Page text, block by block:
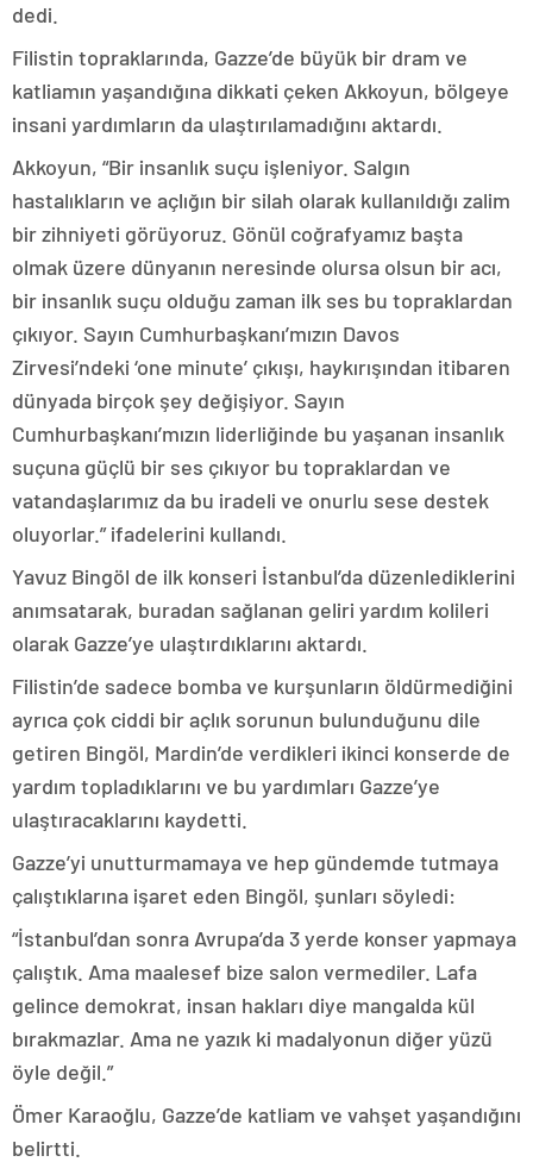
dedi.
Filistin topraklarında, Gazze’de büyük bir dram ve
katliamın yaşandığına dikkati çeken Akkoyun, bölgeye
insani yardımların da ulaştırılamadığını aktardı.
Akkoyun, “Bir insanlık suçu işleniyor. Salgın
hastalıkların ve açlığın bir silah olarak kullanıldığı zalim
bir zihniyeti görüyoruz. Gönül coğrafyamız başta
olmak üzere dünyanın neresinde olursa olsun bir acı,
bir insanlık suçu olduğu zaman ilk ses bu topraklardan
çıkıyor. Sayın Cumhurbaşkanı’mızın Davos
Zirvesi’ndeki ‘one minute’ çıkışı, haykırışından itibaren
dünyada birçok şey değişiyor. Sayın
Cumhurbaşkanı’mızın liderliğinde bu yaşanan insanlık
suçuna güçlü bir ses çıkıyor bu topraklardan ve
vatandaşlarımız da bu iradeli ve onurlu sese destek
oluyorlar.” ifadelerini kullandı.
Yavuz Bingöl de ilk konseri İstanbul’da düzenlediklerini
anımsatarak, buradan sağlanan geliri yardım kolileri
olarak Gazze’ye ulaştırdıklarını aktardı.
Filistin’de sadece bomba ve kurşunların öldürmediğini
ayrıca çok ciddi bir açlık sorunun bulunduğunu dile
getiren Bingöl, Mardin’de verdikleri ikinci konserde de
yardım topladıklarını ve bu yardımları Gazze’ye
ulaştıracaklarını kaydetti.
Gazze’yi unutturmamaya ve hep gündemde tutmaya
çalıştıklarına işaret eden Bingöl, şunları söyledi:
“İstanbul’dan sonra Avrupa’da 3 yerde konser yapmaya
çalıştık. Ama maalesef bize salon vermediler. Lafa
gelince demokrat, insan hakları diye mangalda kül
bırakmazlar. Ama ne yazık ki madalyonun diğer yüzü
öyle değil.”
Ömer Karaoğlu, Gazze’de katliam ve vahşet yaşandığını
belirtti.